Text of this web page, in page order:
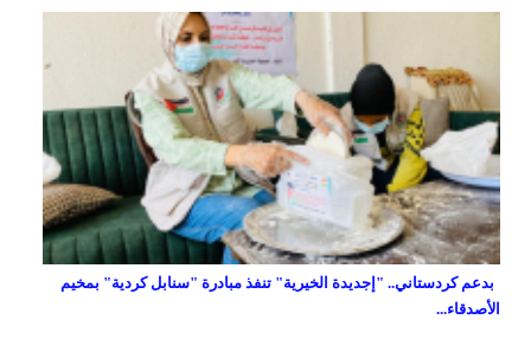
بدعم كردستاني.. "إجديدة الخيرية" تنفذ مبادرة "سنابل كردية" بمخيم
الأصدقاء...